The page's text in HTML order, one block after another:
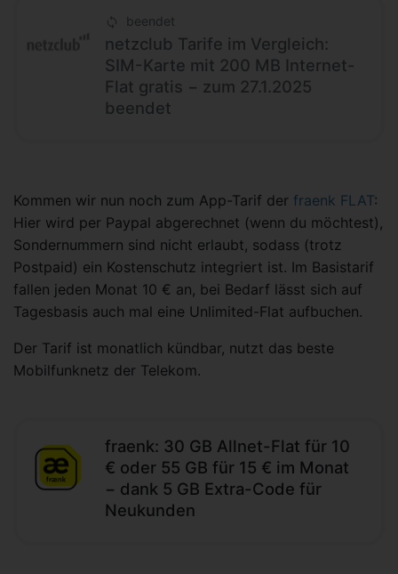
beendet
netzclub Tarife im Vergleich:
SIM-Karte mit 200 MB Internet-
Flat gratis − zum 27.1.2025
beendet
Kommen wir nun noch zum App-Tarif der fraenk FLAT:
Hier wird per Paypal abgerechnet (wenn du möchtest),
Sondernummern sind nicht erlaubt, sodass (trotz
Postpaid) ein Kostenschutz integriert ist. Im Basistarif
fallen jeden Monat 10 € an, bei Bedarf lässt sich auf
Tagesbasis auch mal eine Unlimited-Flat aufbuchen.
Der Tarif ist monatlich kündbar, nutzt das beste
Mobilfunknetz der Telekom.
fraenk: 30 GB Allnet-Flat für 10
€ oder 55 GB für 15 € im Monat
− dank 5 GB Extra-Code für
Neukunden